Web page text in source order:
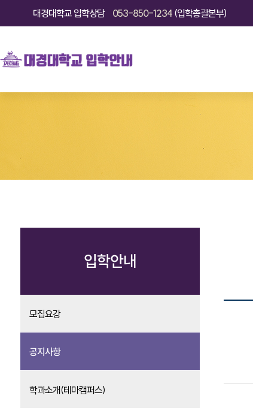
대경대학교 입학상담 053-850-1234 (입학총괄본부)
입학안내
모집요강
공지사항
학과소개(테마캠퍼스)